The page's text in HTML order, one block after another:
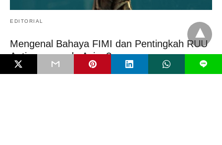
EDITORIAL
Mengenal Bahaya FIMI dan Pentingkah RUU
Antipropaganda Asing?
Negara modern jarang runtuh karena kudeta bersenjata. Ia lebih
L